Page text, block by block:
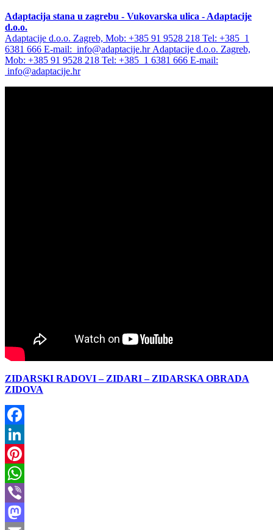
Adaptacija stana u zagrebu - Vukovarska ulica - Adaptacije
d.o.o.
Adaptacije d.o.o. Zagreb, Mob: +385 91 9528 218 Tel: +385 1
6381 666 E-mail: info@adaptacije.hrAdaptacije d.o.o. Zagreb,
Mob: +385 91 9528 218 Tel: +385 1 6381 666 E-mail:
info@adaptacije.hr
ZIDARSKI RADOVI – ZIDARI – ZIDARSKA OBRADA
ZIDOVA
Facebook
LinkedIn
Pinterest
WhatsApp
Viber